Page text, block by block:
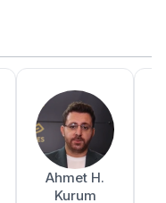
Ahmet H.
Kurum